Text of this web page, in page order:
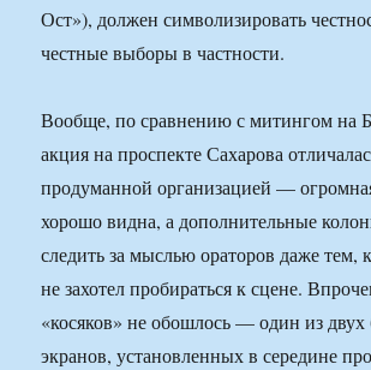
Ост»), должен символизировать
честные выборы в частности.
Вообще, по сравнению с митингом на
акция на проспекте Сахарова
продуманной организацией —
хорошо видна, а дополнительные
следить за мыслью ораторов даже тем,
не захотел пробираться к сцене.
«косяков» не обошлось — один из
экранов, установленных в середине